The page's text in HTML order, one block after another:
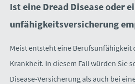
Ist eine Dread Disease oder
unfähig­keitsversicherung
Meist entsteht eine Berufs­unfähig­keit
Krankheit. In diesem Fall würden Sie
Disease-Versicherung als auch bei